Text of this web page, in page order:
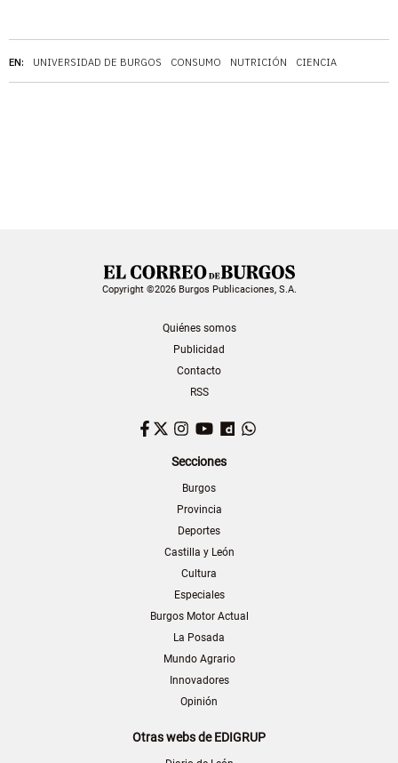
EN: UNIVERSIDAD DE BURGOS CONSUMO NUTRICIÓN CIENCIA
Copyright ©2026 Burgos Publicaciones, S.A.
Quiénes somos
Publicidad
Contacto
RSS
Facebook
TwitterInstagram
YouTubeDailymotion
Secciones
Burgos
Provincia
Deportes
Castilla y León
Cultura
Especiales
Burgos Motor Actual
La Posada
Mundo Agrario
Innovadores
Opinión
Otras webs de EDIGRUP